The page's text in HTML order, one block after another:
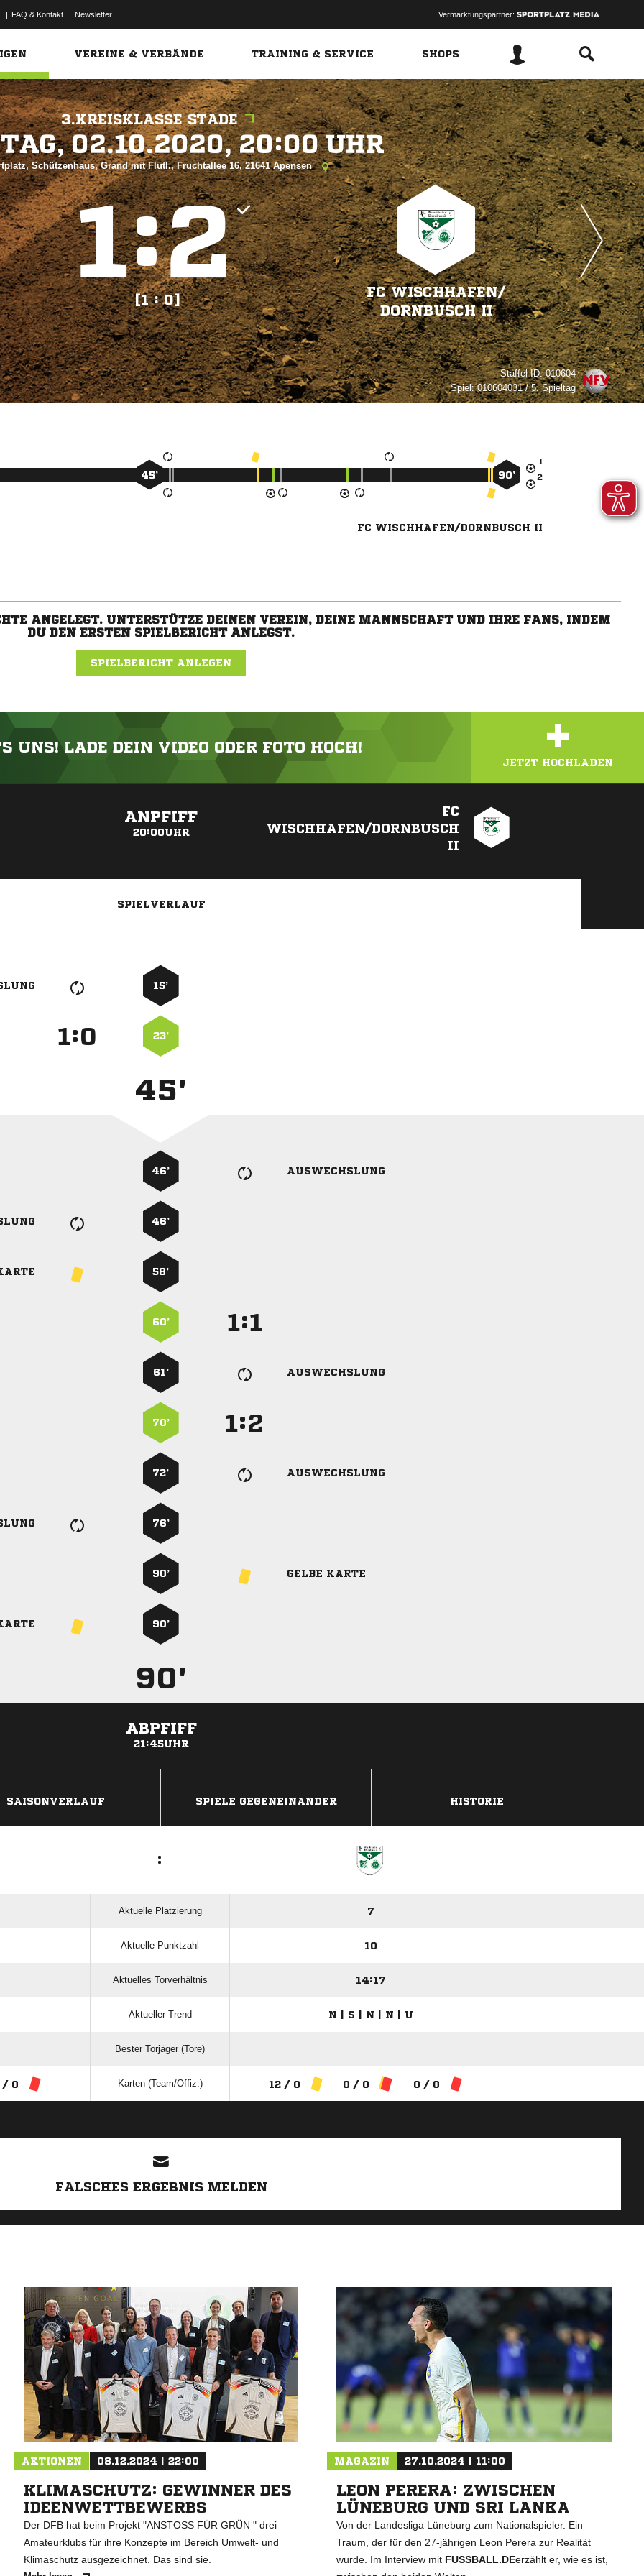
| FAQ & Kontakt | Newsletter Vermarktungspartner:
VEREINE & VERBÄNDE TRAINING & SERVICE SHOPS
3.KREISKLASSE STADE
  
Schützenhaus, Grand mit Flutl., Fruchtallee 16, 21641 Apensen
:
[1 : 0]
FC WISCHHAFEN/​
DORNBUSCH II
Staffel-ID:010604
Spiel:010604031 / 5. Spieltag


45’ 90’
FC WISCHHAFEN/DORNBUSCH II
ANGELEGT. UNTERSTÜTZE DEINEN VEREIN, DEINE MANNSCHAFT UND IHRE FANS, INDEM
DU DEN ERSTEN SPIELBERICHT ANLEGST.
SPIELBERICHT ANLEGEN
UNS! LADE DEIN VIDEO ODER FOTO HOCH! +
JETZT HOCHLADEN
ANPFIFF
20:00UHR
FC
WISCHHAFEN/DORNBUSCH
II
SPIELVERLAUF
15’
: 23’
45'
46’ AUSWECHSLUNG
46’
58’
60’ :
61’ AUSWECHSLUNG
70’ :
72’ AUSWECHSLUNG
76’
90’ GELBE KARTE
90’
90'
ABPFIFF
21:45UHR
SAISONVERLAUF SPIELE GEGENEINANDER HISTORIE
:
Aktuelle Platzierung 7
Aktuelle Punktzahl 10
Aktuelles Torverhältnis 14:17
Aktueller Trend N | S | N | N | U
Bester Torjäger (Tore)
/ 0 Karten (Team/Offiz.) 12 / 0 0 / 0 0 / 0
FALSCHES ERGEBNIS MELDEN
AKTIONEN 08.12.2024 | 22:00
KLIMASCHUTZ: GEWINNER DES
IDEENWETTBEWERBS
Der DFB hat beim Projekt "ANSTOSS FÜR GRÜN " drei
Amateurklubs für ihre Konzepte im Bereich Umwelt- und
Klimaschutz ausgezeichnet. Das sind sie.
MAGAZIN 27.10.2024 | 11:00
LEON PERERA: ZWISCHEN
LÜNEBURG UND SRI LANKA
Von der Landesliga Lüneburg zum Nationalspieler. Ein
Traum, der für den 27-jährigen Leon Perera zur Realität
wurde. Im Interview mit FUSSBALL.DEerzählt er, wie es ist,